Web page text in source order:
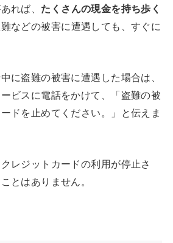
れば、 たくさんの現金を持ち歩く
などの被害に遭遇しても、すぐに
に盗難の被害に遭遇した場合は、
ビスに電話をかけて、「盗難の被
ドを止めてください。」と伝えま
レジットカードの利用が停止さ
とはありません。